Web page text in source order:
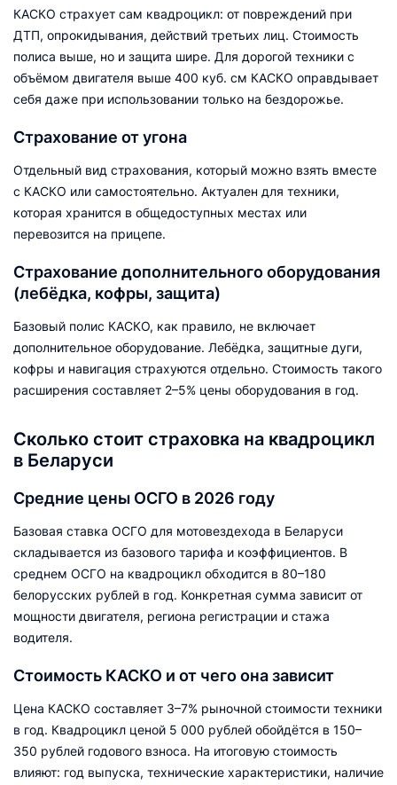
КАСКО страхует сам квадроцикл: от повреждений при
ДТП, опрокидывания, действий третьих лиц. Стоимость
полиса выше, но и защита шире. Для дорогой техники с
объёмом двигателя выше 400 куб. см КАСКО оправдывает
себя даже при использовании только на бездорожье.
Страхование от угона
Отдельный вид страхования, который можно взять вместе
с КАСКО или самостоятельно. Актуален для техники,
которая хранится в общедоступных местах или
перевозится на прицепе.
Страхование дополнительного оборудования
(лебёдка, кофры, защита)
Базовый полис КАСКО, как правило, не включает
дополнительное оборудование. Лебёдка, защитные дуги,
кофры и навигация страхуются отдельно. Стоимость такого
расширения составляет 2–5% цены оборудования в год.
Сколько стоит страховка на квадроцикл
в Беларуси
Средние цены ОСГО в 2026 году
Базовая ставка ОСГО для мотовездехода в Беларуси
складывается из базового тарифа и коэффициентов. В
среднем ОСГО на квадроцикл обходится в 80–180
белорусских рублей в год. Конкретная сумма зависит от
мощности двигателя, региона регистрации и стажа
водителя.
Стоимость КАСКО и от чего она зависит
Цена КАСКО составляет 3–7% рыночной стоимости техники
в год. Квадроцикл ценой 5 000 рублей обойдётся в 150–
350 рублей годового взноса. На итоговую стоимость
влияют: год выпуска, технические характеристики, наличие